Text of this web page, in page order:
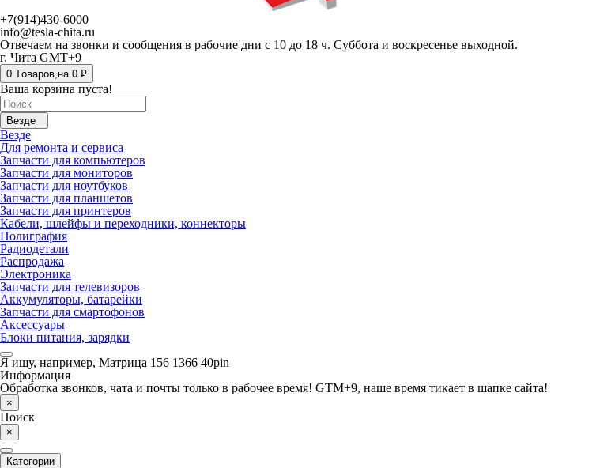
+7(914)430-6000
info@tesla-chita.ru
Отвечаем на звонки и сообщения в рабочие дни с 10 до 18 ч. Суббота и воскресенье выходной.
г. Чита GMT+9
0 Tоваров,на 0 ₽
Ваша корзина пуста!
Везде
Везде
Для ремонта и сервиса
Запчасти для компьютеров
Запчасти для мониторов
Запчасти для ноутбуков
Запчасти для планшетов
Запчасти для принтеров
Кабели, шлейфы и переходники, коннекторы
Полиграфия
Радиодетали
Распродажа
Электроника
Запчасти для телевизоров
Аккумуляторы, батарейки
Запчасти для смартофонов
Аксессуары
Блоки питания, зарядки
Я ищу, например, Матрица 156 1366 40pin
Информация
Обработка звонков, чата и почты только в рабочее время! GTM+9, наше время тикает в шапке сайта!
×
Поиск
×
Категории